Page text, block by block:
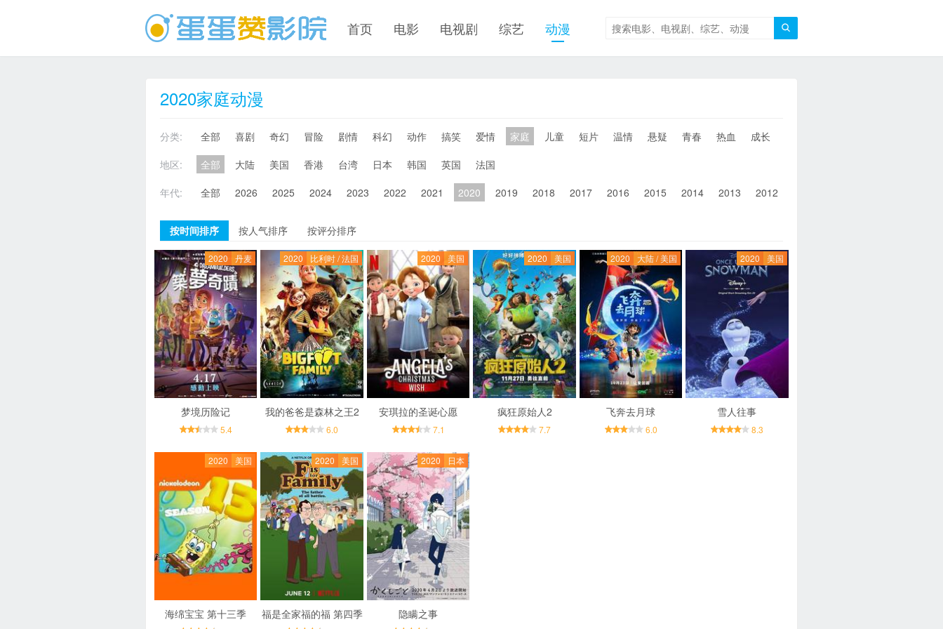

首页 电影 电视剧 综艺 动漫
2020家庭动漫
分类: 全部 喜剧 奇幻 冒险 剧情 科幻 动作 搞笑 爱情 家庭 儿童 短片 温情 悬疑 青春 热血 成长
地区:
全部 大陆 美国 香港 台湾 日本 韩国 英国
法国
年代:
全部 2026 2025 2024 2023 2022 2021 2020 2019 2018 2017 2016 2015 2014 2013 2012
按时间排序 按人气排序 按评分排序
2020 丹麦
梦境历险记
5.4
2020 比利时 / 法国
我的爸爸是森林之王2
6.0
2020 美国
安琪拉的圣诞心愿
7.1
2020 美国
疯狂原始人2
7.7
2020 大陆 / 美国
飞奔去月球
6.0
2020 美国
雪人往事
8.3
2020 美国
海绵宝宝 第十三季
2020 美国
福是全家福的福 第四季
2020 日本
隐瞒之事